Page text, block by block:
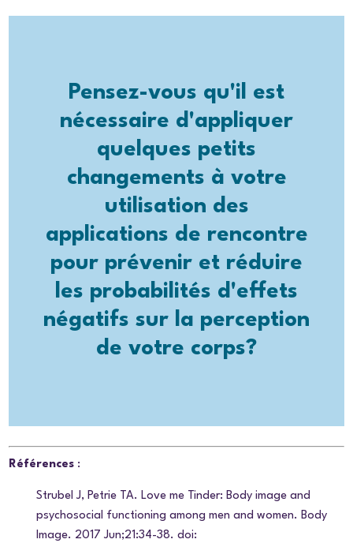
Pensez-vous qu'il est
nécessaire d'appliquer
quelques petits
changements à votre
utilisation des
applications de rencontre
pour prévenir et réduire
les probabilités d'effets
négatifs sur la perception
de votre corps?
Références :
Strubel J, Petrie TA.Love me Tinder: Body image and
psychosocial functioning among men and women. Body
Image. 2017 Jun;21:34-38. doi: